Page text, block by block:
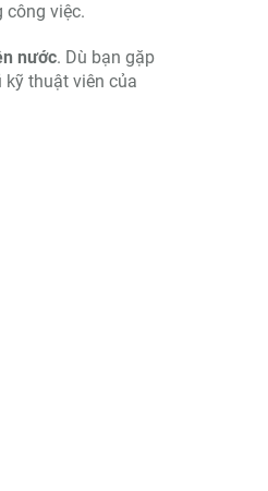
việc.
nước. Dù bạn gặp
thuật viên của